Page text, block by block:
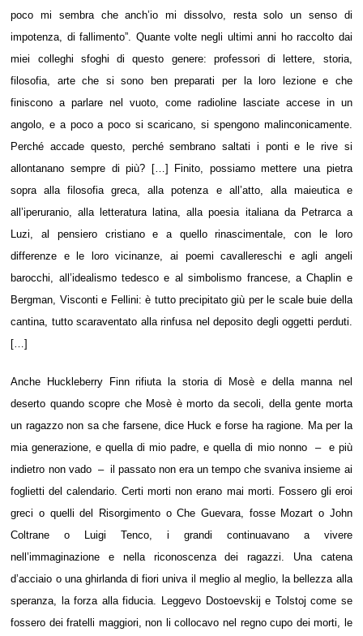
poco mi sembra che anch’io mi dissolvo, resta solo un senso di
impotenza, di fallimento”. Quante volte negli ultimi anni ho raccolto dai
miei colleghi sfoghi di questo genere: professori di lettere, storia,
filosofia, arte che si sono ben preparati per la loro lezione e che
finiscono a parlare nel vuoto, come radioline lasciate accese in un
angolo, e a poco a poco si scaricano, si spengono malinconicamente.
Perché accade questo, perché sembrano saltati i ponti e le rive si
allontanano sempre di più? […] Finito, possiamo mettere una pietra
sopra alla filosofia greca, alla potenza e all’atto, alla maieutica e
all’iperuranio, alla letteratura latina, alla poesia italiana da Petrarca a
Luzi, al pensiero cristiano e a quello rinascimentale, con le loro
differenze e le loro vicinanze, ai poemi cavallereschi e agli angeli
barocchi, all’idealismo tedesco e al simbolismo francese, a Chaplin e
Bergman, Visconti e Fellini: è tutto precipitato giù per le scale buie della
cantina, tutto scaraventato alla rinfusa nel deposito degli oggetti perduti.
[…]
Anche Huckleberry Finn rifiuta la storia di Mosè e della manna nel
deserto quando scopre che Mosè è morto da secoli, della gente morta
un ragazzo non sa che farsene, dice Huck e forse ha ragione. Ma per la
mia generazione, e quella di mio padre, e quella di mio nonno – e più
indietro non vado – il passato non era un tempo che svaniva insieme ai
foglietti del calendario. Certi morti non erano mai morti. Fossero gli eroi
greci o quelli del Risorgimento o Che Guevara, fosse Mozart o John
Coltrane o Luigi Tenco, i grandi continuavano a vivere
nell’immaginazione e nella riconoscenza dei ragazzi. Una catena
d’acciaio o una ghirlanda di fiori univa il meglio al meglio, la bellezza alla
speranza, la forza alla fiducia. Leggevo Dostoevskij e Tolstoj come se
fossero dei fratelli maggiori, non li collocavo nel regno cupo dei morti, le